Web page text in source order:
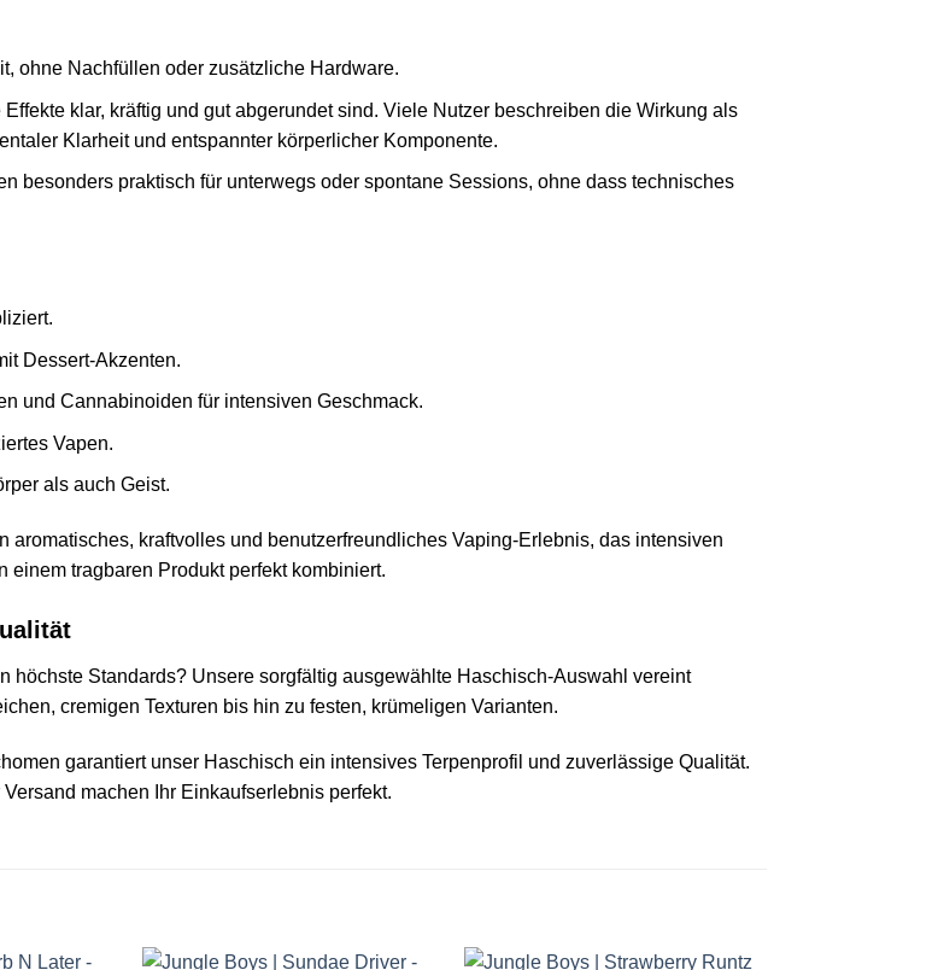
ohne Nachfüllen oder zusätzliche Hardware.
klar, kräftig und gut abgerundet sind. Viele Nutzer beschreiben die Wirkung als
Klarheit und entspannter körperlicher Komponente.
besonders praktisch für unterwegs oder spontane Sessions, ohne dass technisches
Dessert‑Akzenten.
und Cannabinoiden für intensiven Geschmack.
Vapen.
als auch Geist.
aromatisches, kraftvolles und benutzerfreundliches Vaping‑Erlebnis, das intensiven
einem tragbaren Produkt perfekt kombiniert.
höchste Standards? Unsere sorgfältig ausgewählte Haschisch-Auswahl vereint
cremigen Texturen bis hin zu festen, krümeligen Varianten.
garantiert unser Haschisch ein intensives Terpenprofil und zuverlässige Qualität.
machen Ihr Einkaufserlebnis perfekt.